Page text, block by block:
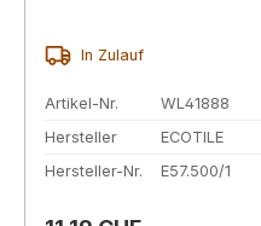
In Zulauf
Artikel-Nr.
WL41888
Hersteller
ECOTILE
Hersteller-Nr.
E57.500/1